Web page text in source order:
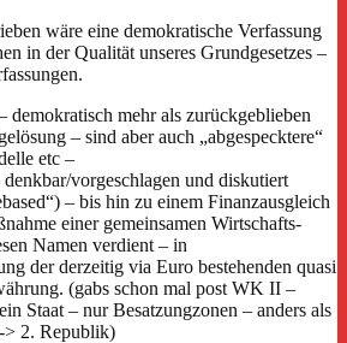
wäre eine demokratische Verfassung
in der Qualität unseres Grundgesetzes –
demokratisch mehr als zurückgeblieben
– sind aber auch „abgespecktere“
etc –
vorgeschlagen und diskutiert
– bis hin zu einem Finanzausgleich
einer gemeinsamen Wirtschafts-
Namen verdient – in
der derzeitig via Euro bestehenden quasi
(gabs schon mal post WK II –
Staat – nur Besatzungzonen – anders als
> 2. Republik)